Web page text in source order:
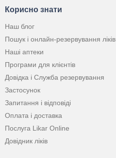
Корисно знати
Наш блог
Пошук і онлайн-резервування ліків
Наші аптеки
Програми для клієнтів
Довідка і Служба резервування
Застосунок
Запитання і відповіді
Оплата і доставка
Послуга Likar Online
Довідник ліків